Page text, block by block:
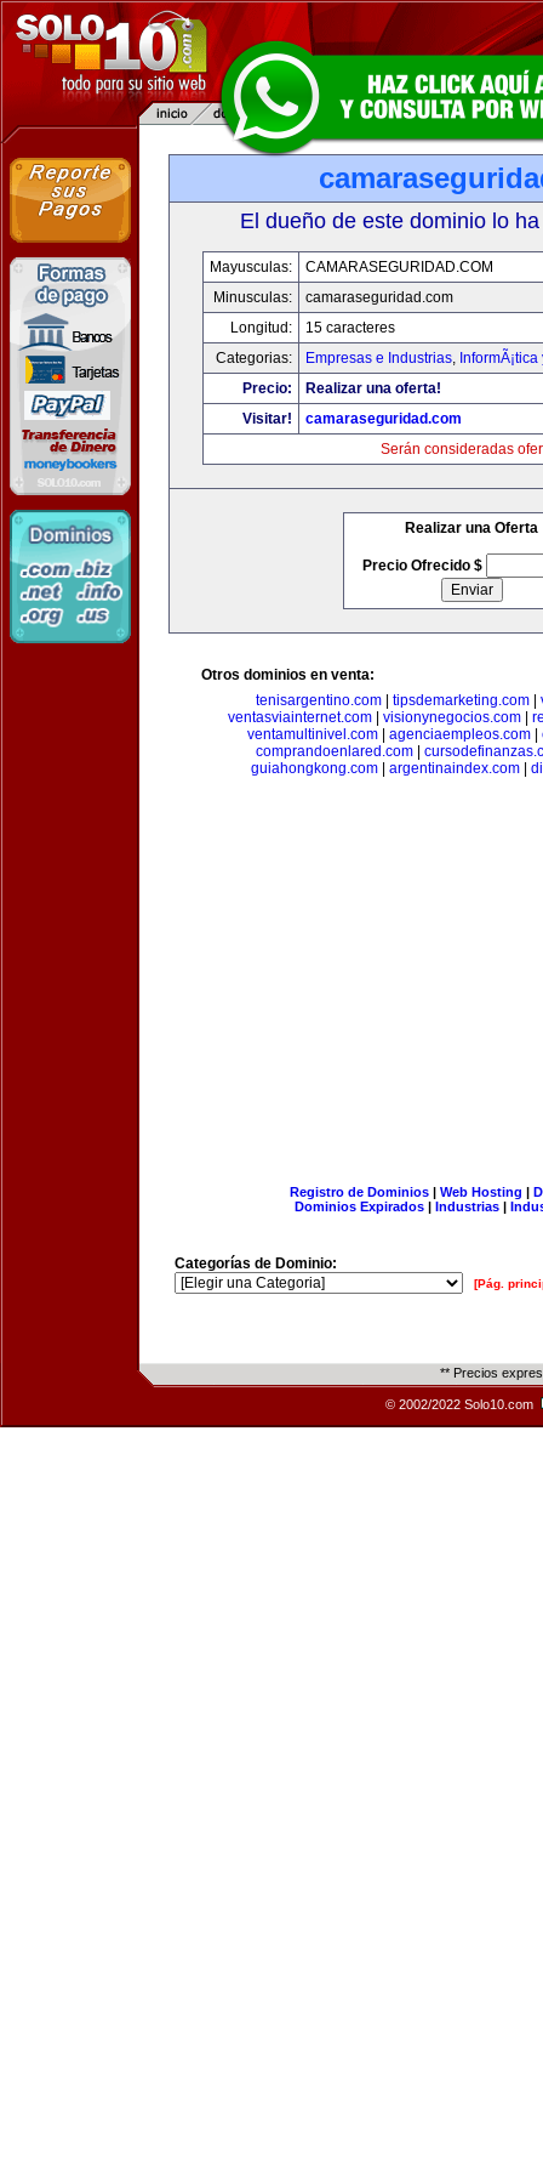
El dueño de este dominio lo
Mayusculas:
CAMARASEGURIDAD.COM
Minusculas:
camaraseguridad.com
Longitud:
15 caracteres
Categorias:
Empresas e Industrias,
Precio:
Realizar una oferta!
Visitar!
camaraseguridad.com
Serán consideradas
Realizar una Oferta
Precio Ofrecido $
Otros dominios en venta:
tenisargentino.com
tipsdemarketing.com
ventasviainternet.com
visionynegocios.com
ventamultinivel.com| agenciaempleos.com|
comprandoenlared.com|
guiahongkong.com| argentinaindex.com|
Registro de Dominios| Web Hosting |
Dominios Expirados | Industrias |
Categorías de Dominio:
[Pág.
** Precios
© 2002/2022 Solo10.com